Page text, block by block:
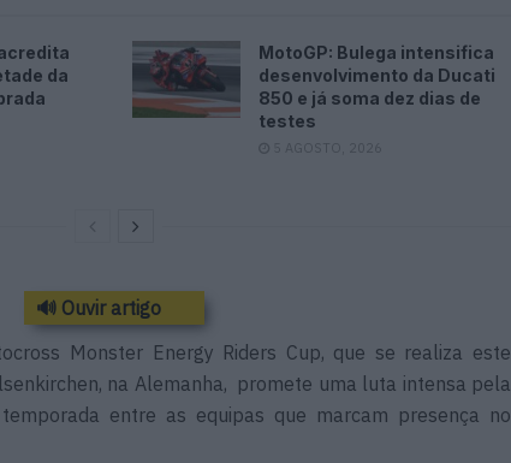
da
MotoGP: Bulega intensifica
desenvolvimento da Ducati
850 e já soma dez dias de
testes
5 AGOSTO, 2026
🔊 Ouvir artigo
Monster Energy Riders Cup, que se realiza este
na Alemanha, promete uma luta intensa pela
entre as equipas que marcam presença no